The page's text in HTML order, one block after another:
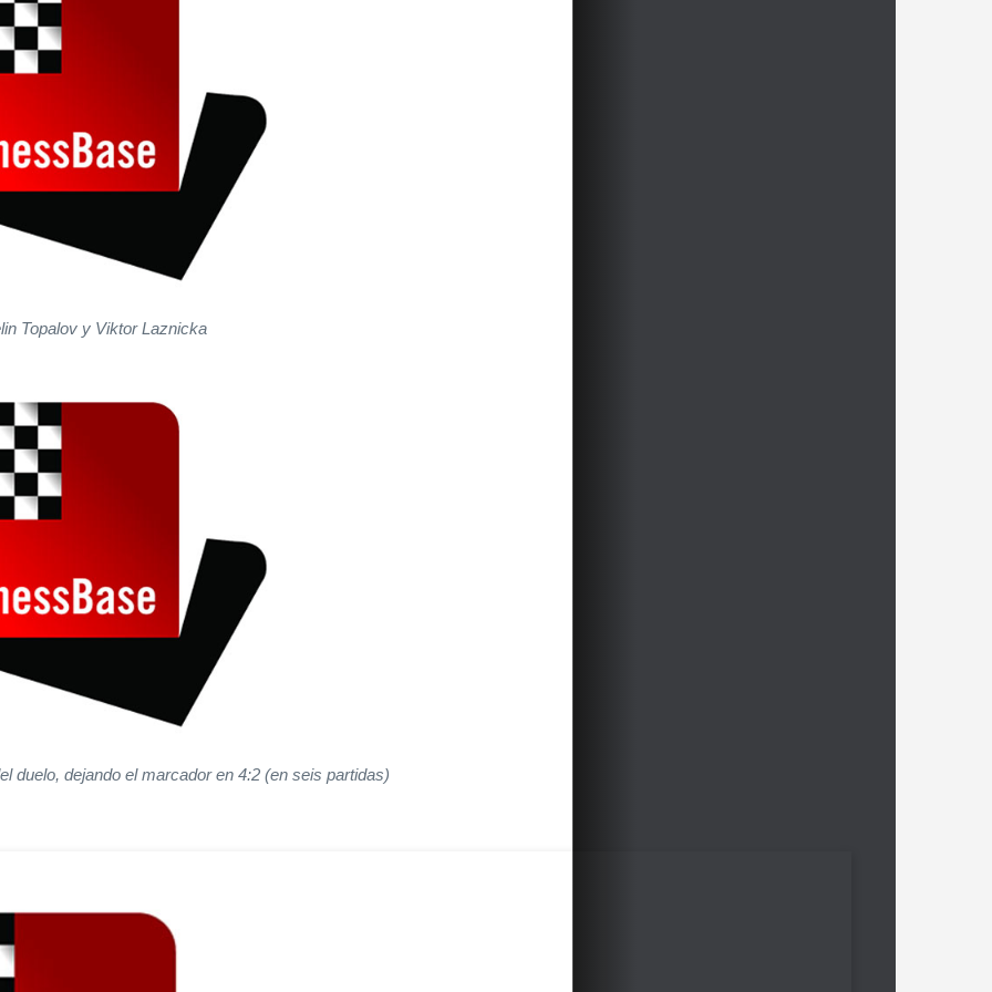
Topalov y Viktor Laznicka
duelo, dejando el marcador en 4:2 (en seis partidas)